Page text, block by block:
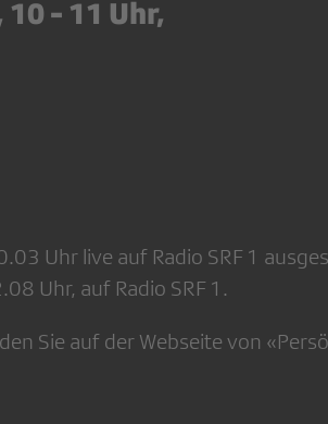
- 11 Uhr,
Uhr live auf Radio SRF 1
Uhr, auf Radio SRF 1.
Sie auf der Webseite von